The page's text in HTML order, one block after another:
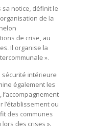
sa notice, définit le
de la
de crise, au
Il organise la
».
sécurité intérieure
également les
l’accompagnement
l’établissement ou
des communes
des crises ».